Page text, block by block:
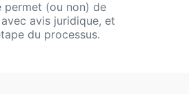
permet (ou non) de
avis juridique, et
du processus.